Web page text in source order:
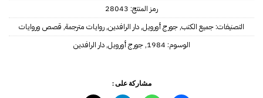
رمز المنتج: 28043
التصنيفات: جميع الكتب,جورج أورويل,دار الرافدين,روايات مترجمة, قصص وروايات
الوسوم: 1984‎
,جورج أورويل,دار الرافدين
مشاركة على :